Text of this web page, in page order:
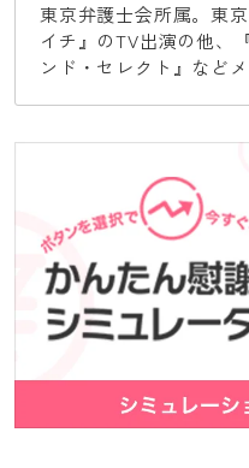
東京弁護士会所属。東
イチ』のTV出演の他、
ンド・セレクト』など